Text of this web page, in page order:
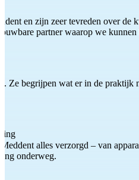
en zijn zeer tevreden over
partner waarop we kunnen
Ze begrijpen wat er in de
alles verzorgd – van
onderweg.